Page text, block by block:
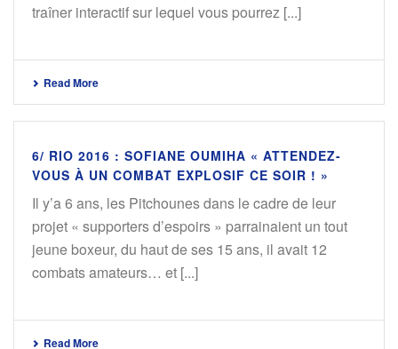
traîner interactif sur lequel vous pourrez [...]
Read More
6/ RIO 2016 : SOFIANE OUMIHA « ATTENDEZ-
VOUS À UN COMBAT EXPLOSIF CE SOIR ! »
Il y’a 6 ans, les Pitchounes dans le cadre de leur
projet « supporters d’espoirs » parrainaient un tout
jeune boxeur, du haut de ses 15 ans, il avait 12
combats amateurs… et [...]
Read More